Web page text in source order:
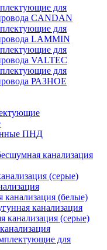
для
CANDAN
для
LAMMIN
для
VALTEC
для
РАЗНОЕ
ПНД
канализация
(серые)
(белые)
канализация
канализация (серые)
для